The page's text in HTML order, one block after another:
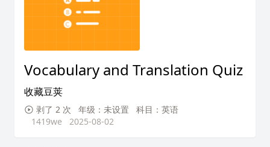
Vocabulary and Translation Quiz
收藏豆荚
剥了 2 次 年级：未设置
科目：英语
1419we
2025-08-02